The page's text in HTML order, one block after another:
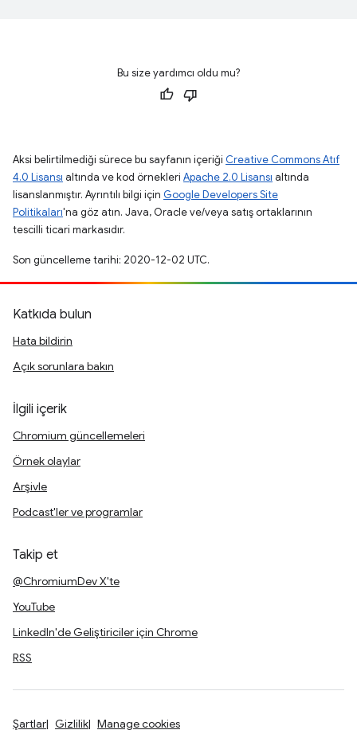
Bu size yardımcı oldu mu?
Aksi belirtilmediği sürece bu sayfanın içeriği Creative Commons Atıf
4.0 Lisansı altında ve kod örnekleri Apache 2.0 Lisansı altında
lisanslanmıştır. Ayrıntılı bilgi için Google Developers Site
Politikaları'na göz atın. Java, Oracle ve/veya satış ortaklarının
tescilli ticari markasıdır.
Son güncelleme tarihi: 2020-12-02 UTC.
Katkıda bulun
Hata bildirin
Açık sorunlara bakın
İlgili içerik
Chromium güncellemeleri
Örnek olaylar
Arşivle
Podcast'ler ve programlar
Takip et
@ChromiumDev X'te
YouTube
LinkedIn'de Geliştiriciler için Chrome
RSS
Şartlar Gizlilik Manage cookies